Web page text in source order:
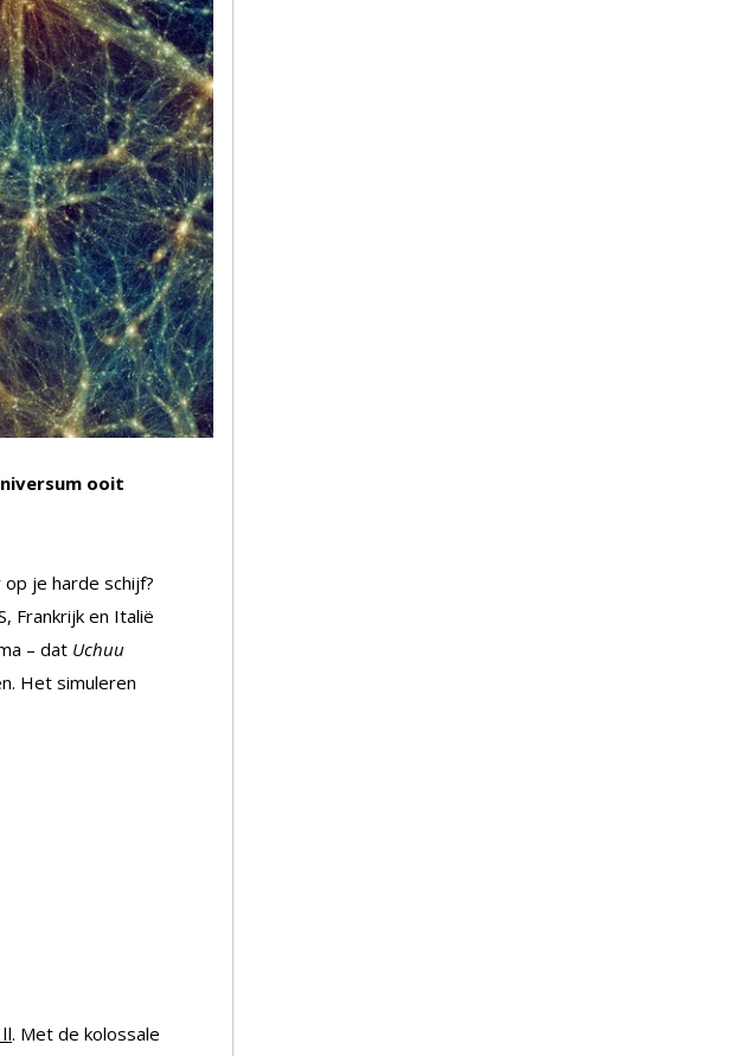
ooit
je harde schijf?
Frankrijk en Italië
– dat Uchuu
Het simuleren
. Met de kolossale